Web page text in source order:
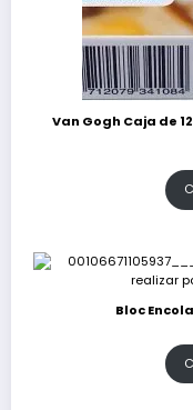
Van Gogh Caja de
Bloc